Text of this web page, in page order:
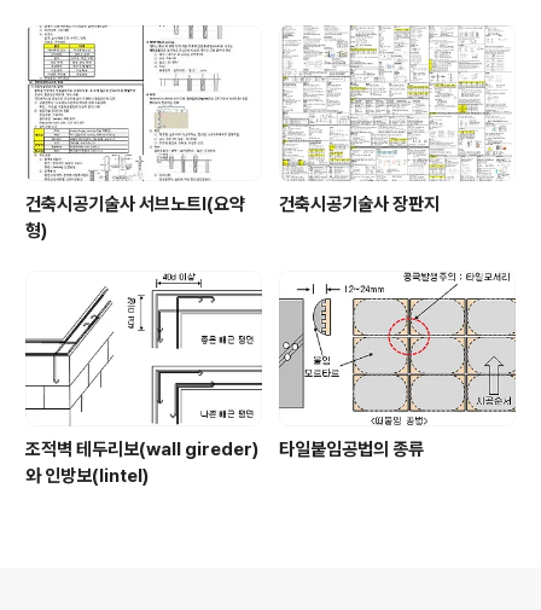
건축시공기술사 서브노트Ⅰ(요약
형)
건축시공기술사 장판지
조적벽 테두리보(wall gireder)
와 인방보(lintel)
타일붙임공법의 종류